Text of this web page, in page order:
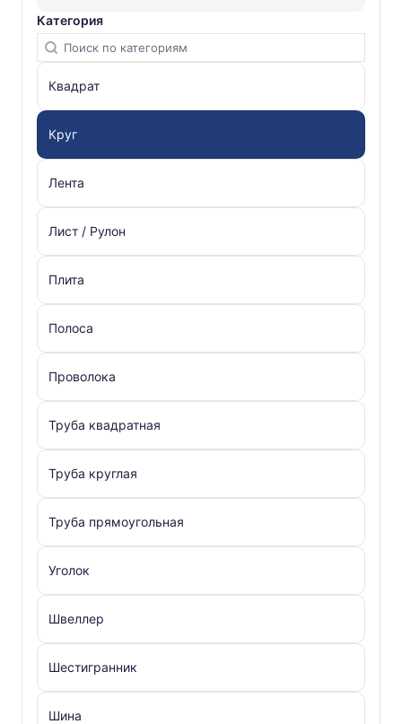
Категория
Квадрат
Круг
Лента
Лист / Рулон
Плита
Полоса
Проволока
Труба квадратная
Труба круглая
Труба прямоугольная
Уголок
Швеллер
Шестигранник
Шина